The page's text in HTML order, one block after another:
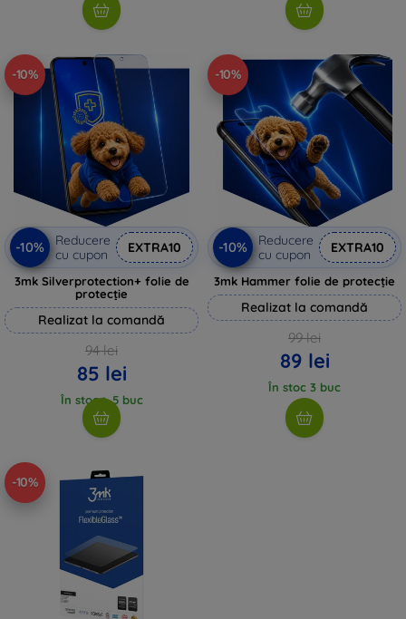
-10%
-10%
Reducere
cu cupon
EXTRA10
3mk Silverprotection+ folie de
protecție
Realizat la comandă
94 lei
85 lei
În stoc > 5 buc
-10%
-10%
Reducere
cu cupon
EXTRA10
3mk Hammer folie de protecție
Realizat la comandă
99 lei
89 lei
În stoc 3 buc
-10%